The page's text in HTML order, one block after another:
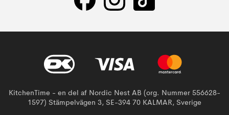
KitchenTime - en del af Nordic Nest AB (org. Nummer 556628-
1597) Stämpelvägen 3, SE-394 70 KALMAR, Sverige